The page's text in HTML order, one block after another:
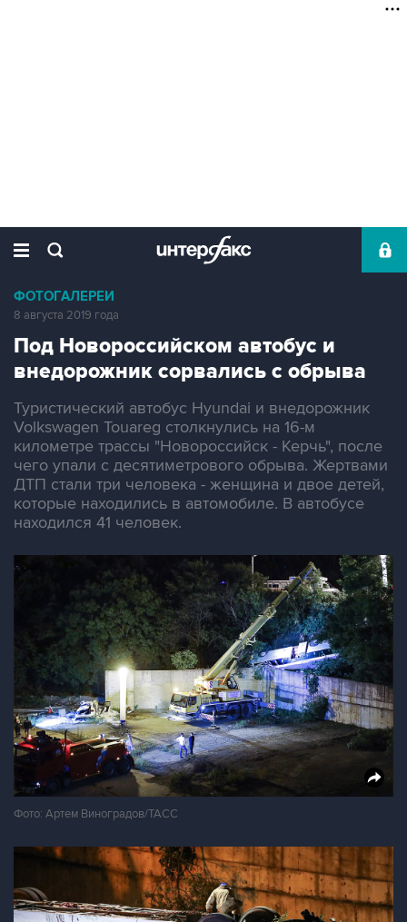
ФОТОГАЛЕРЕИ
8 августа 2019 года
Под Новороссийском автобус и
внедорожник сорвались с обрыва
Туристический автобус Hyundai и внедорожник
Volkswagen Touareg столкнулись на 16-м
километре трассы "Новороссийск - Керчь", после
чего упали с десятиметрового обрыва. Жертвами
ДТП стали три человека - женщина и двое детей,
которые находились в автомобиле. В автобусе
находился 41 человек.
Фото: Артем Виноградов/ТАСС